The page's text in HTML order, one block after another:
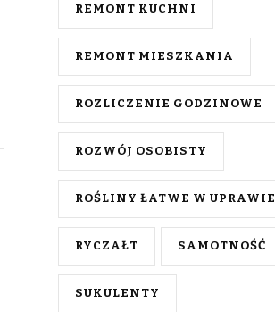
REMONT KUCHNI
REMONT MIESZKANIA
ROZLICZENIE GODZINOWE
ROZWÓJ OSOBISTY
ROŚLINY ŁATWE W UPRAWIE
RYCZAŁT SAMOTNOŚĆ
SUKULENTY